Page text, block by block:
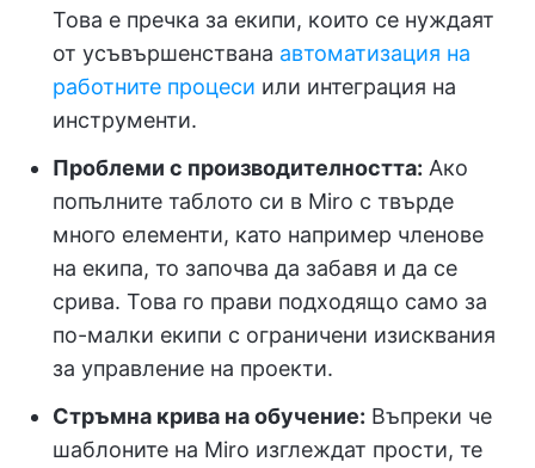
Това е пречка за екипи, които се нуждаят
от усъвършенствана автоматизация на
работните процеси или интеграция на
инструменти.
Проблеми с производителността: Ако
попълните таблото си в Miro с твърде
много елементи, като например членове
на екипа, то започва да забавя и да се
срива. Това го прави подходящо само за
по-малки екипи с ограничени изисквания
за управление на проекти.
Стръмна крива на обучение: Въпреки че
шаблоните на Miro изглеждат прости, те